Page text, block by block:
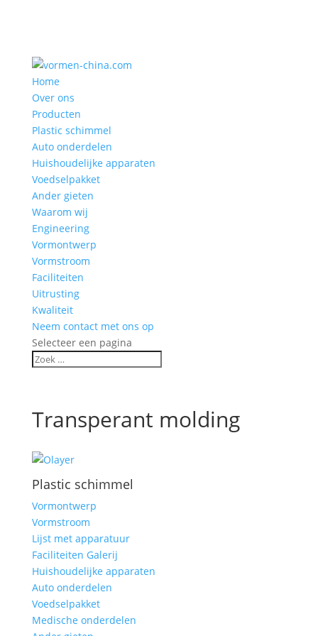
Home
Over ons
Producten
Plastic schimmel
Auto onderdelen
Huishoudelijke apparaten
Voedselpakket
Ander gieten
Waarom wij
Engineering
Vormontwerp
Vormstroom
Faciliteiten
Uitrusting
Kwaliteit
Neem contact met ons op
Selecteer een pagina
Transperant molding
Plastic schimmel
Vormontwerp
Vormstroom
Lijst met apparatuur
Faciliteiten Galerij
Huishoudelijke apparaten
Auto onderdelen
Voedselpakket
Medische onderdelen